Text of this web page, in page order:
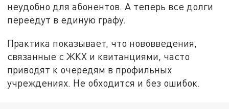
неудобно для абонентов. А теперь все долги
переедут в единую графу.
Практика показывает, что нововведения,
связанные с ЖКХ и квитанциями, часто
приводят к очередям в профильных
учреждениях. Не обходится и без ошибок.